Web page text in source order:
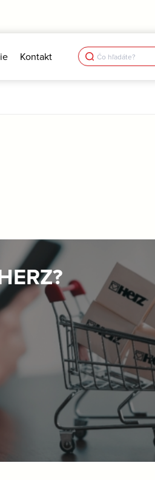
Kontakt Search
for: